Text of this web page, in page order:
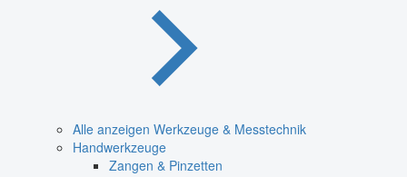
Alle anzeigen Werkzeuge & Messtechnik
Handwerkzeuge
Zangen & Pinzetten